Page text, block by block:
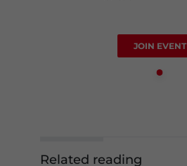
JOIN EVENT
Related reading